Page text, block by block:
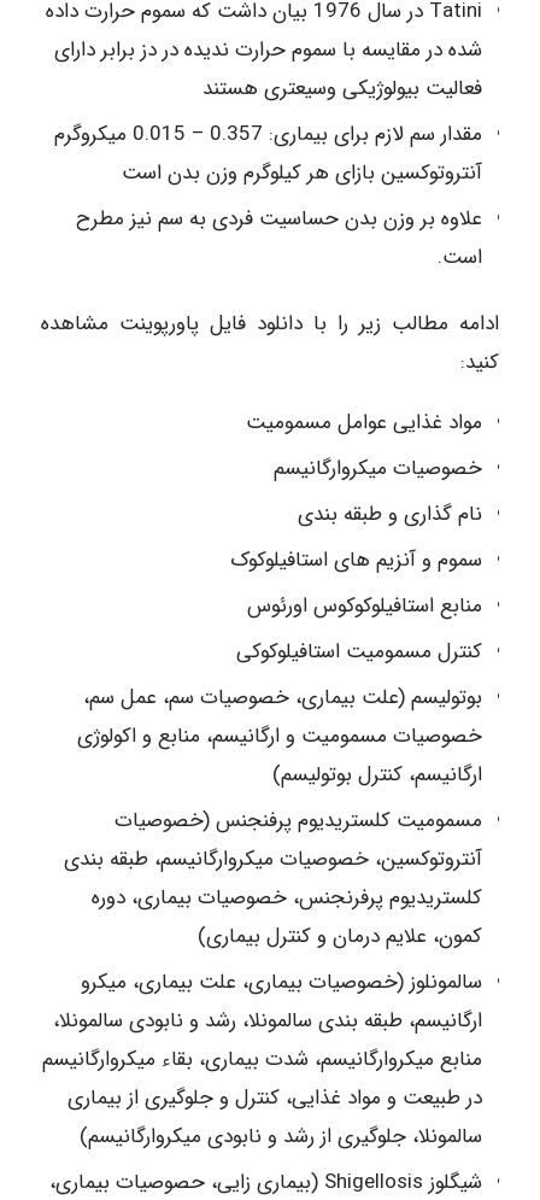
Tatini در سال 1976 بیان داشت که سموم حرارت داده
شده در مقایسه با سموم حرارت ندیده در دز برابر دارای
فعالیت بیولوژیکی وسیعتری هستند
مقدار سم لازم برای بیماری: 0.357 – 0.015 میکروگرم
آنتروتوکسین بازای هر کیلوگرم وزن بدن است
علاوه بر وزن بدن حساسیت فردی به سم نیز مطرح
است.
ادامه مطالب زیر را با دانلود فایل پاورپوینت مشاهده
کنید:
مواد غذایی عوامل مسمومیت
خصوصیات میکروارگانیسم
نام گذاری و طبقه بندی
سموم و آنزیم های استافیلوکوک
منابع استافیلوکوکوس اورئوس
کنترل مسمومیت استافیلوکوکی
بوتولیسم (علت بیماری، خصوصیات سم، عمل سم،
خصوصیات مسمومیت و ارگانیسم، منابع و اکولوژی
ارگانیسم، کنترل بوتولیسم)
مسمومیت کلستریدیوم پرفنجنس (خصوصیات
آنتروتوکسین، خصوصیات میکروارگانیسم، طبقه بندی
کلستریدیوم پرفرنجنس، خصوصیات بیماری، دوره
کمون، علایم درمان و کنترل بیماری)
سالمونلوز (خصوصیات بیماری، علت بیماری، میکرو
ارگانیسم، طبقه بندی سالمونلا، رشد و نابودی سالمونلا،
منابع میکروارگانیسم، شدت بیماری، بقاء میکروارگانیسم
در طبیعت و مواد غذایی، کنترل و جلوگیری از بیماری
سالمونلا، جلوگیری از رشد و نابودی میکروارگانیسم)
شیگلوز Shigellosis (بیماری زایی، حصوصیات بیماری،